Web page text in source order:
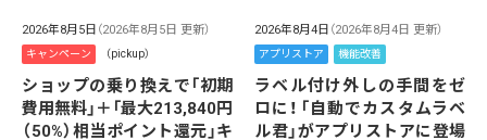
2026年8月5日 （2026年8月5日 更新）
キャンペーン （pickup）
ショップの乗り換えで「初期
費用無料」＋「最大213,840円
（50%）相当ポイント還元」キ
2026年8月4日 （2026年8月4日 更新）
アプリストア 機能改善
ラベル付け外しの手間をゼ
ロに！「自動でカスタムラベ
ル君」がアプリストアに登場